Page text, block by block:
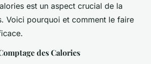
est un aspect crucial de la
Voici pourquoi et comment le faire
des Calories